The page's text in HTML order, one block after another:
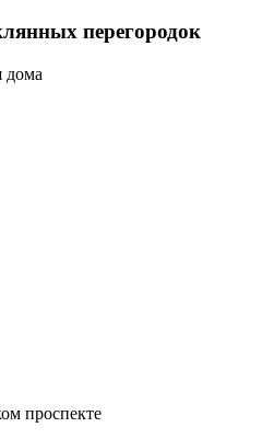
перегородок
дома
проспекте